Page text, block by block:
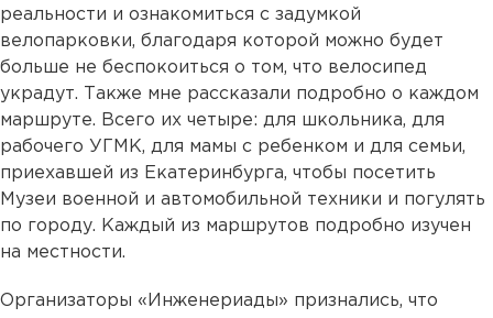
реальности и ознакомиться с задумкой
велопарковки, благодаря которой можно будет
больше не беспокоиться о том, что велосипед
украдут. Также мне рассказали подробно о каждом
маршруте. Всего их четыре: для школьника, для
рабочего УГМК, для мамы с ребенком и для семьи,
приехавшей из Екатеринбурга, чтобы посетить
Музеи военной и автомобильной техники и погулять
по городу. Каждый из маршрутов подробно изучен
на местности.
Организаторы «Инженериады» признались, что